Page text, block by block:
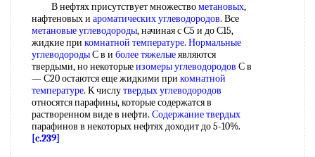
В нефтях присутствует множествометановых,
нафтеновых и ароматических углеводородов. Все
метановые углеводороды, начиная с С5 и до С15,
жидкие при комнатной температуре. Нормальные
углеводородыС в и более тяжелыеявляются
твердыми, но некоторыеизомеры углеводородов С в
— С20 остаются еще жидкими при комнатной
температуре. К числутвердых углеводородов
относятся парафины, которые содержатся в
растворенном виде в нефти. Содержание твердых
парафинов в некоторых нефтях доходит до 5-10%.
[c.239]